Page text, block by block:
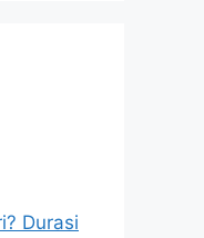
Durasi